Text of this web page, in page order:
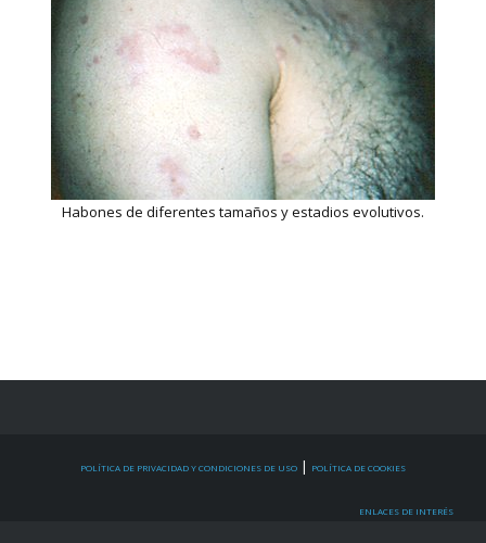
Habones de diferentes tamaños y estadios evolutivos.
POLÍTICA DE PRIVACIDAD Y CONDICIONES DE USO | POLÍTICA DE COOKIES
ENLACES DE INTERÉS